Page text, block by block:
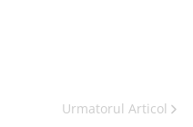
Urmatorul Articol